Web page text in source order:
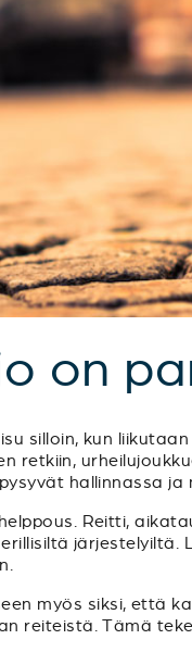
on
silloin, kun
retkiin,
hallinnassa ja
Reitti,
järjestelyiltä.
myös siksi, että
reiteistä. Tämä